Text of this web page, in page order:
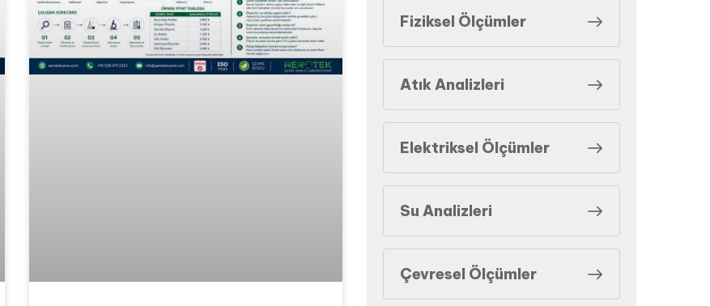
Fiziksel Ölçümler
Atık Analizleri
Elektriksel Ölçümler
Su Analizleri
Çevresel Ölçümler